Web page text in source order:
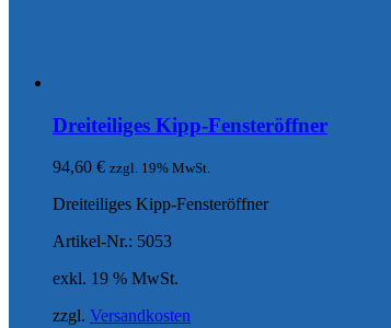
Dreiteiliges Kipp-Fensteröffner
94,60 € zzgl. 19% MwSt.
Dreiteiliges Kipp-Fensteröffner
Artikel-Nr.: 5053
exkl. 19 % MwSt.
zzgl. Versandkosten